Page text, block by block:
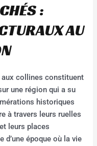
:
AU
collines constituent
une région qui a su
historiques
à travers leurs ruelles
leurs places
d’une époque où la vie